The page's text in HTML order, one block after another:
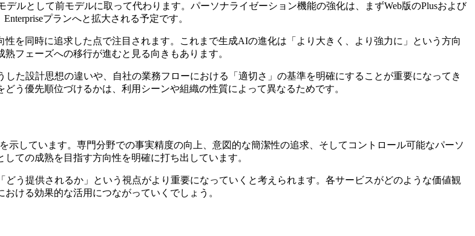
デルとして前モデルに取って代わります。パーソナライゼーション機能の強化は、まずWeb版のPlusおよび
プランへと拡大される予定です。
を同時に追求した点で注目されます。これまで生成AIの進化は「より大きく、より強力に」という方向
フェーズへの移行が進むと見る向きもあります。
た設計思想の違いや、自社の業務フローにおける「適切さ」の基準を明確にすることが重要になってき
う優先順位づけるかは、利用シーンや組織の性質によって異なるためです。
示しています。専門分野での事実精度の向上、意図的な簡潔性の追求、そしてコントロール可能なパーソ
ての成熟を目指す方向性を明確に打ち出しています。
う提供されるか」という視点がより重要になっていくと考えられます。各サービスがどのような価値観
ける効果的な活用につながっていくでしょう。